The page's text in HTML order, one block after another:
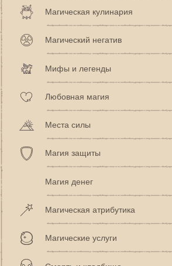
Магическая кулинария
Магический негатив
Мифы и легенды
Любовная магия
Места силы
Магия защиты
Магия денег
Магическая атрибутика
Магические услуги